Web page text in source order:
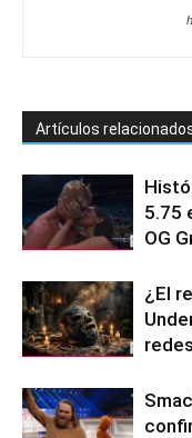
Artículos
5.75
OG
¿El